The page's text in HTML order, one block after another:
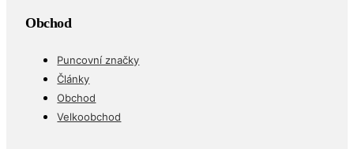
Obchod
Puncovní značky
Články
Obchod
Velkoobchod